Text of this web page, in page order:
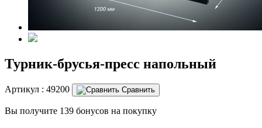
Турник-брусья-пресс напольный
Артикул : 49200 Сравнить
Вы получите 139 бонусов на покупку